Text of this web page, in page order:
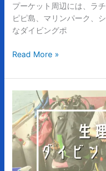
プーケット周辺には、ラ
ピピ島、マリンパーク、
なダイビングポ
断
で
お
す
を
チ
ッ
ク
Read More »
ー
ケ
ッ
ト